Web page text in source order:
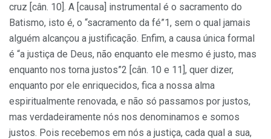
cruz [cân. 10]. A [causa] instrumental é o sacramento do
Batismo, isto é, o “sacramento da fé”1, sem o qual jamais
alguém alcançou a justificação. Enfim, a causa única formal
é “a justiça de Deus, não enquanto ele mesmo é justo, mas
enquanto nos torna justos”2 [cân. 10 e 11], quer dizer,
enquanto por ele enriquecidos, fica a nossa alma
espiritualmente renovada, e não só passamos por justos,
mas verdadeiramente nós nos denominamos e somos
justos. Pois recebemos em nós a justiça, cada qual a sua,